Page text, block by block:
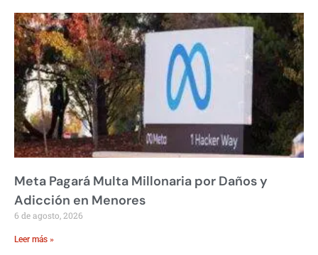
Meta Pagará Multa Millonaria por Daños y
Adicción en Menores
6 de agosto, 2026
Leer más »